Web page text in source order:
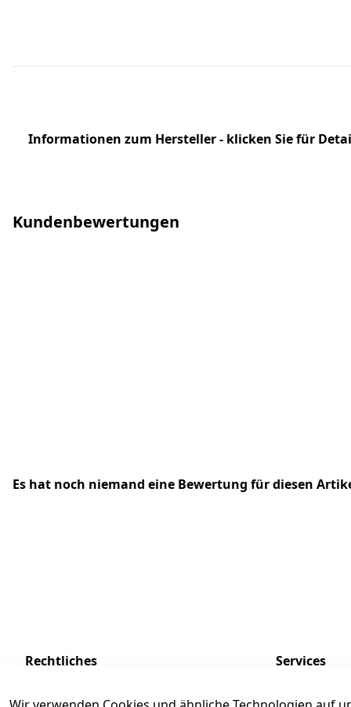
Informationen zum Hersteller - klicken Sie für
Kundenbewertungen
Es hat noch niemand eine Bewertung für diesen
Rechtliches Services